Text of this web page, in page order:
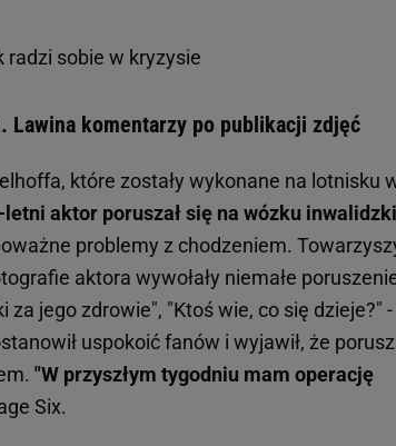
radzi sobie w kryzysie
Lawina komentarzy po publikacji zdjęć
które zostały wykonane na lotnisku
aktor poruszał się na wózku
problemy z chodzeniem.
aktora wywołały niemałe
jego zdrowie", "Ktoś wie, co się dzieje?" -
uspokoić fanów i wyjawił, że
"W przyszłym tygodniu mam operację
Six.